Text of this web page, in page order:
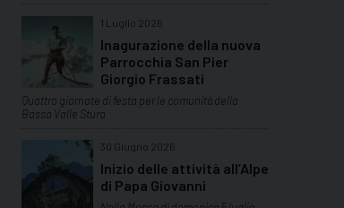
1 Luglio 2026
Inagurazione della nuova
Parrocchia San Pier
Giorgio Frassati
Quattro giornate di festa per le comunità della
Bassa Valle Stura
30 Giugno 2026
Inizio delle attività all’Alpe
di Papa Giovanni